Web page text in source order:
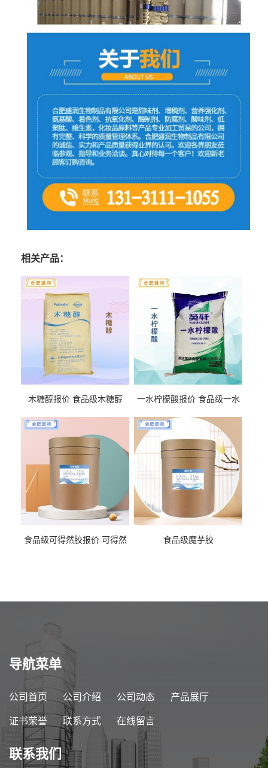
相关产品：
木糖醇报价 食品级木糖醇
一水柠檬酸报价 食品级一水
食品级可得然胶报价 可得然
食品级魔芋胶
导航菜单
公司首页 公司介绍 公司动态 产品展厅
证书荣誉 联系方式 在线留言
联系我们